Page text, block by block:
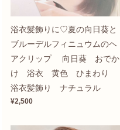
浴衣髪飾りに♡夏の向日葵と
ブルーデルフィニュウムのヘ
アクリップ 向日葵 おでか
け 浴衣 黄色 ひまわり
浴衣髪飾り ナチュラル
¥2,500